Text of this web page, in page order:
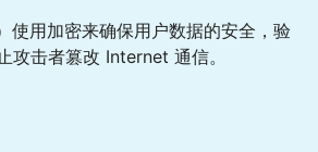
使用加密来确保用户数据的安全，验
攻击者篡改 Internet 通信。